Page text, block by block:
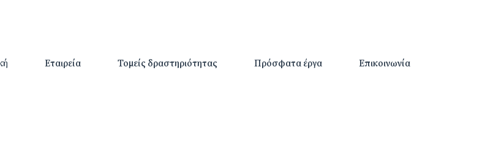
Εταιρεία Τομείς δραστηριότητας Πρόσφατα έργα Επικοινωνία